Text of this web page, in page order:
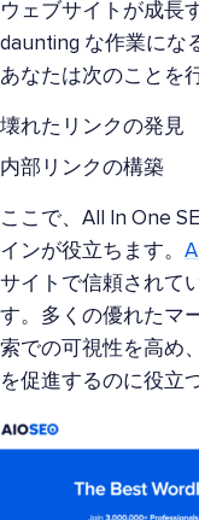
ウェブサイトが成長
daunting な作業にな
あなたは次のことを
壊れたリンクの発見
内部リンクの構築
ここで、All In One
インが役立ちます。
サイトで信頼されて
す。多くの優れたマ
索での可視性を高め
を促進するのに役立